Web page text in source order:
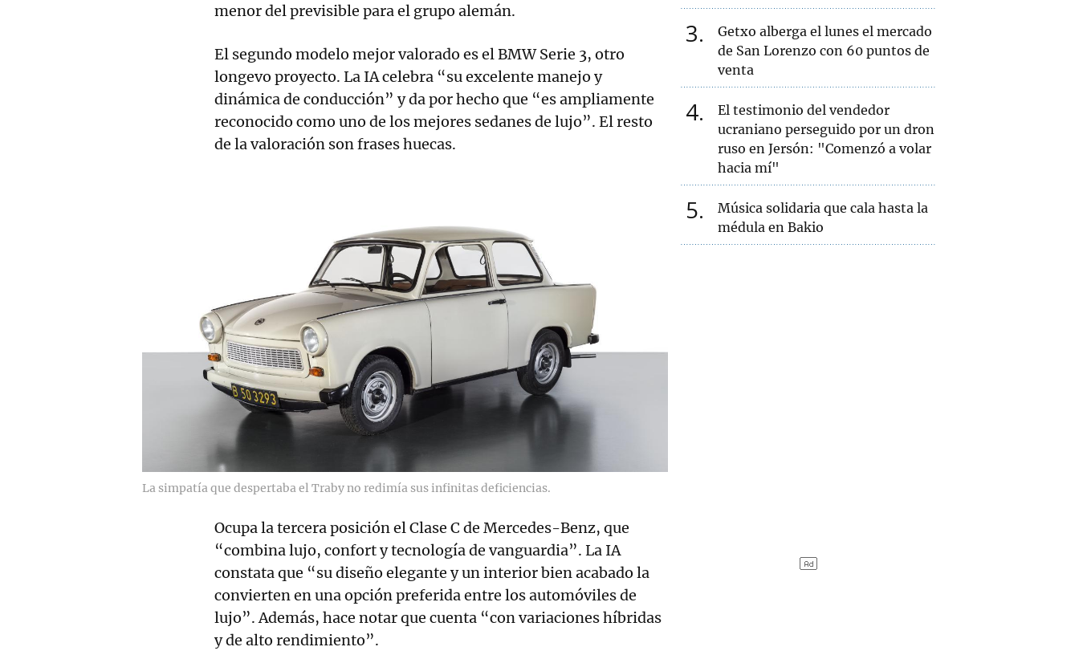
menor del previsible para el grupo alemán.
El segundo modelo mejor valorado es el BMW Serie 3, otro
longevo proyecto. La IA celebra “su excelente manejo y
dinámica de conducción” y da por hecho que “es ampliamente
reconocido como uno de los mejores sedanes de lujo”. El resto
de la valoración son frases huecas.
La simpatía que despertaba el Traby no redimía sus infinitas deficiencias.
Ocupa la tercera posición el Clase C de Mercedes-Benz, que
“combina lujo, confort y tecnología de vanguardia”. La IA
constata que “su diseño elegante y un interior bien acabado la
convierten en una opción preferida entre los automóviles de
lujo”. Además, hace notar que cuenta “con variaciones híbridas
y de alto rendimiento”.
3
Getxo alberga el lunes el mercado
de San Lorenzo con 60 puntos de
venta
4
El testimonio del vendedor
ucraniano perseguido por un dron
ruso en Jersón: "Comenzó a volar
hacia mí"
5
Música solidaria que cala hasta la
médula en Bakio